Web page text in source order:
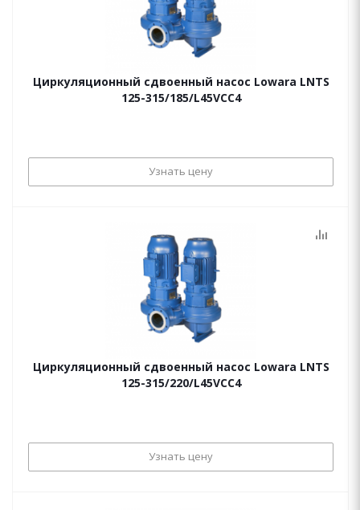
Циркуляционный сдвоенный насос Lowara LNTS
125-315/185/L45VCC4
Узнать цену
Циркуляционный сдвоенный насос Lowara LNTS
125-315/220/L45VCC4
Узнать цену